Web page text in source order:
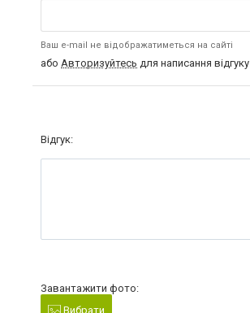
Ваш e-mail не відображатиметься на сайті
або Авторизуйтесь для написання відгуку
Відгук:
Завантажити фото:
Вибрати